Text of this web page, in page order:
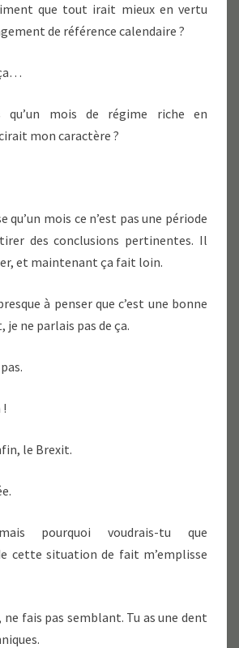
que tout irait mieux en vertu
de référence calendaire ?
qu’un mois de régime riche en
mon caractère ?
qu’un mois ce n’est pas une période
des conclusions pertinentes. Il
et maintenant ça fait loin.
à penser que c’est une bonne
je ne parlais pas de ça.
le Brexit.
pourquoi voudrais-tu que
cette situation de fait m’emplisse
ne fais pas semblant. Tu as une dent